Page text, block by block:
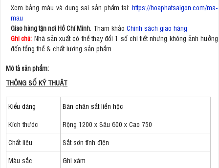
Xem bảng màu và dung sai sản phẩm tại: https://hoaphatsaigon.com/ma-
mau
Giao hàng tận nơi Hồ Chí Minh . Tham khảo Chính sách giao hàng
Ghi chú: Nhà sản xuất có thể thay đổi 1 số chi tiết nhưng không ảnh hưởng
đến tổng thể & chất lượng sản phẩm
Mô tả sản phẩm:
THÔNG SỐ KỸ THUẬT
Kiểu dáng
Bàn chân sắt liền hộc
Kích thước
Rộng 1200 x Sâu 600 x Cao 750
Chất liệu
Sắt sơn tĩnh điện
Màu sắc
Ghi xám